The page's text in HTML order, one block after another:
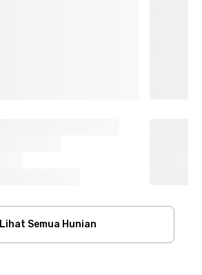
Lihat Semua Hunian